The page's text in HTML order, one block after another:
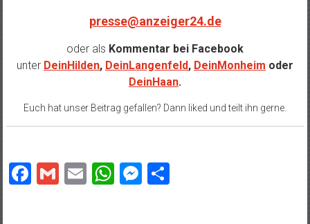
presse@anzeiger24.de
oder als Kommentar bei Facebook
unter DeinHilden, DeinLangenfeld, DeinMonheim oder
DeinHaan.
Euch hat unser Beitrag gefallen? Dann liked und teilt ihn gerne.
Facebook
Gmail
EmailWhatsApp
Messenger
Teilen